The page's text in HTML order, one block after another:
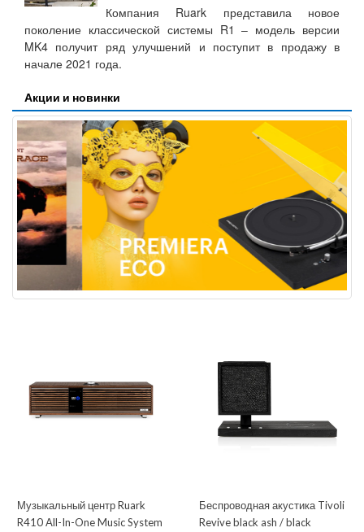
Компания Ruark представила новое
поколение классической системы R1 – модель версии
MK4 получит ряд улучшений и поступит в продажу в
начале 2021 года.
Акции и новинки
Музыкальный центр Ruark
R410 All-In-One Music System
Беспроводная акустика Tivoli
Revive black ash / black